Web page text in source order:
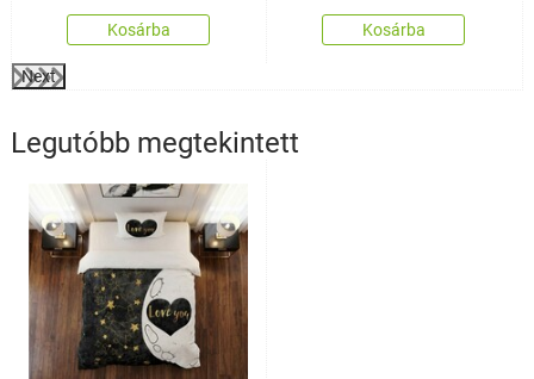
Kosárba Kosárba
Next
Legutóbb megtekintett